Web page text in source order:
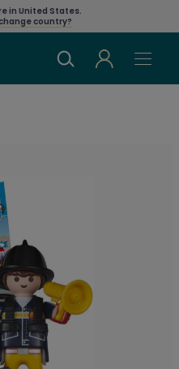
in United States.
country?